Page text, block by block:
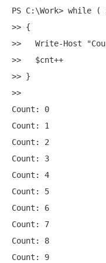
PS C:\Work> while
>> {
>>   Write-Host
>>   $cnt++
>> }
>>
Count: 0
Count: 1
Count: 2
Count: 3
Count: 4
Count: 5
Count: 6
Count: 7
Count: 8
Count: 9